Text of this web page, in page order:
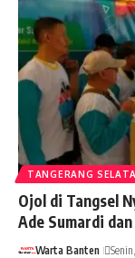
TANGERANG
Ojol di Tangsel
Ade Sumardi
Warta Banten